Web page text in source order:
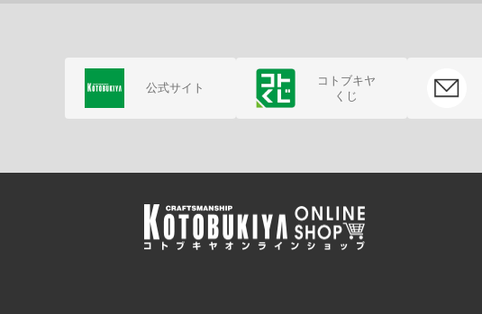
2019年1月
2019年9月
2019年10月
公式サイト
コトブキヤ
くじ